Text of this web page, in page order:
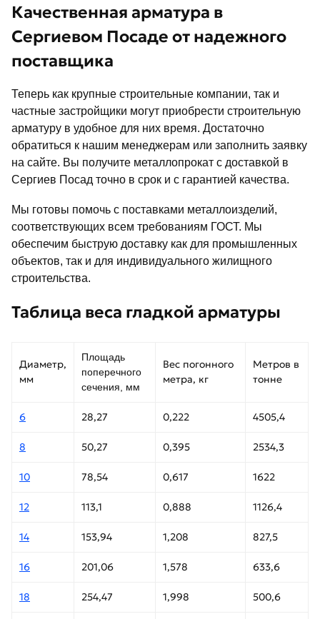
Качественная арматура в
Сергиевом Посаде от надежного
поставщика
Теперь как крупные строительные компании, так и
частные застройщики могут приобрести строительную
арматуру в удобное для них время. Достаточно
обратиться к нашим менеджерам или заполнить заявку
на сайте. Вы получите металлопрокат с доставкой в
Сергиев Посад точно в срок и с гарантией качества.
Мы готовы помочь с поставками металлоизделий,
соответствующих всем требованиям ГОСТ. Мы
обеспечим быструю доставку как для промышленных
объектов, так и для индивидуального жилищного
строительства.
Таблица веса гладкой арматуры
Диаметр,
мм
Площадь
поперечного
сечения, мм
Вес погонного
метра, кг
Метров в
тонне
6 28,27 0,222 4505,4
8 50,27 0,395 2534,3
10 78,54 0,617 1622
12 113,1 0,888 1126,4
14 153,94 1,208 827,5
16 201,06 1,578 633,6
18 254,47 1,998 500,6